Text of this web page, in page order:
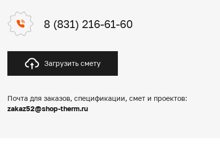
8 (831) 216-61-60
Загрузить смету
Почта для заказов, спецификации, смет и проектов:
zakaz52@shop-therm.ru